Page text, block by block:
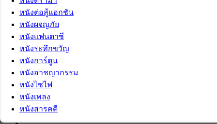
หนังต่อสู้แอกชัน
หนังผจญภัย
หนังแฟนตาซี
หนังระทึกขวัญ
หนังการ์ตูน
หนังอาชญากรรม
หนังไซไฟ
หนังเพลง
หนังสารคดี